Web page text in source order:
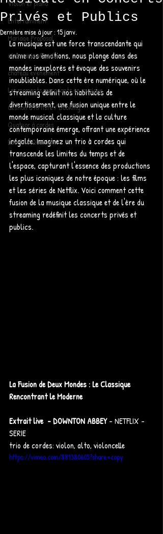
Violon et piano
Entertainment
Mariage Proposal
cérémonie officielle
chateau evenement
Les moments marquants en musique
Gestion d'Artiste / Booking
Quatuor à cordes
Duo Trio Quatuor
Privés et Publics
Dernière mise à jour : 15 janv.
La musique est une force transcendante qui
anime nos émotions, nous plonge dans des
mondes inexplorés et évoque des souvenirs
inoubliables. Dans cette ère numérique, où le
streaming définit nos habitudes de
divertissement, une fusion unique entre le
monde musical classique et la culture
contemporaine émerge, offrant une expérience
inégalée. Imaginez un trio à cordes qui
transcende les limites du temps et de
l'espace, capturant l'essence des productions
les plus iconiques de notre époque : les films
et les séries de Netflix. Voici comment cette
fusion de la musique classique et de l'ère du
streaming redéfinit les concerts privés et
publics.
La Fusion de Deux Mondes : Le Classique
Rencontrant le Moderne
Extrait live  - DOWNTON ABBEY - NETFLIX -
SERIE
trio de cordes: violon, alto, violoncelle
https://vimeo.com/881380605?share=copy